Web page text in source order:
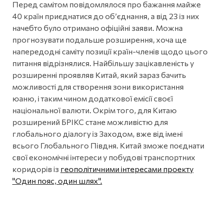
Перед самітом повідомлялося про бажання майже
40 країн приєднатися до об’єднання, а від 23 із них
начебто було отримано офіційні заяви. Можна
прогнозувати подальше розширення, хоча ще
напередодні саміту позиції країн-членів щодо цього
питання відрізнялися. Найбільшу зацікавленість у
розширенні проявляв Китай, який зараз бачить
можливості для створення зони використання
юаню, і таким чином додаткової емісії своєї
національної валюти. Окрім того, для Китаю
розширений БРІКС стане можливістю для
глобального діалогу із Заходом, вже від імені
всього Глобального Півдня. Китай зможе поєднати
свої економічні інтереси у побудові транспортних
коридорів із геополітичними інтересами проекту
"Один пояс, один шлях".